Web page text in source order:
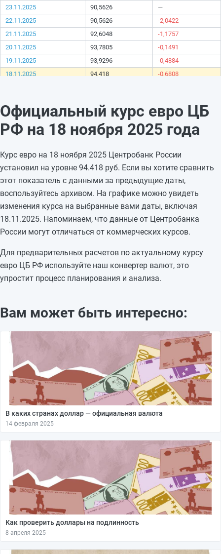
23.11.2025
90,5626
—
22.11.2025
90,5626
-2,0422
21.11.2025
92,6048
-1,1757
20.11.2025
93,7805
-0,1491
19.11.2025
93,9296
-0,4884
18.11.2025
94,418
-0,6808
15.11.2025
95,0987
+1,4033
14.11.2025
93,6954
-0,494
94,1894
12.11.2025
94,1955
+0,2667
11.11.2025
93,9288
+0,0922
10.11.2025
93,8366
—
09.11.2025
93,8366
—
08.11.2025
93,8366
+0,0724
07.11.2025
93,7642
+0,2511
06.11.2025
93,5131
+0,1282
04.11.2025
Официальный курс евро ЦБ
РФ на 18 ноября 2025 года
Курс евро на 18 ноября 2025 Центробанк России
установил на уровне 94.418 руб. Если вы хотите сравнить
этот показатель с данными за предыдущие даты,
воспользуйтесь архивом. На графике можно увидеть
изменения курса на выбранные вами даты, включая
18.11.2025. Напоминаем, что данные от Центробанка
России могут отличаться от коммерческих курсов.
Для предварительных расчетов по актуальному курсу
евро ЦБ РФ используйте наш конвертер валют, это
упростит процесс планирования и анализа.
Вам может быть интересно:
В каких странах доллар — официальная валюта
14 февраля 2025
Как проверить доллары на подлинность
8 апреля 2025